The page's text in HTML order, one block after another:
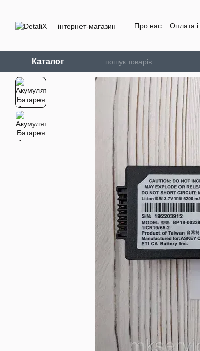
Про нас Оплата і
Каталог